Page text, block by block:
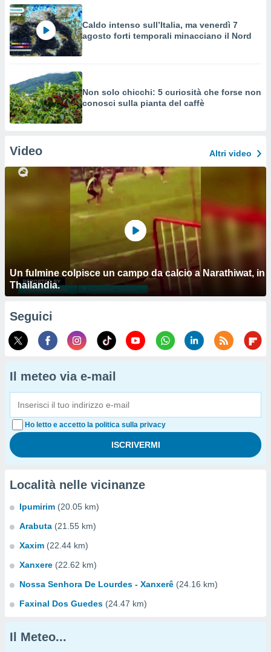
Caldo intenso sull’Italia, ma venerdì 7
agosto forti temporali minacciano il Nord
Non solo chicchi: 5 curiosità che forse non
conosci sulla pianta del caffè
Video Altri video
Un fulmine colpisce un campo da calcio a Narathiwat, in
Thailandia.
Seguici
Il meteo via e-mail
Ho letto e accetto la politica sulla privacy
Località nelle vicinanze
Ipumirim (20.05 km)
Arabuta (21.55 km)
Xaxim (22.44 km)
Xanxere (22.62 km)
Nossa Senhora De Lourdes - Xanxerê (24.16 km)
Faxinal Dos Guedes (24.47 km)
Il Meteo...